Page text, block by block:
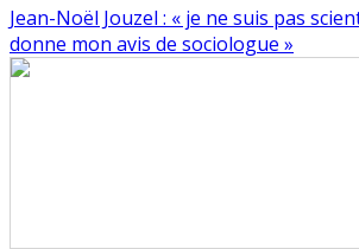
Jean-Noël Jouzel : « je ne suis pas
donne mon avis de sociologue »